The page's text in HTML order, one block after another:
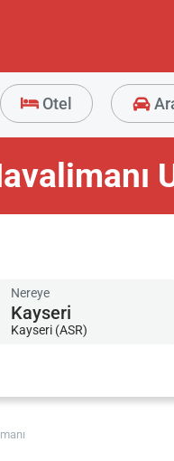
Otel
Nereye
Kayseri (ASR)